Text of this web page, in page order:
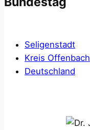
Seligenstadt
Kreis Offenbach
Deutschland